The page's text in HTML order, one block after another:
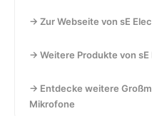
→ Zur Webseite von sE
→ Weitere Produkte von
→ Entdecke weitere
Mikrofone